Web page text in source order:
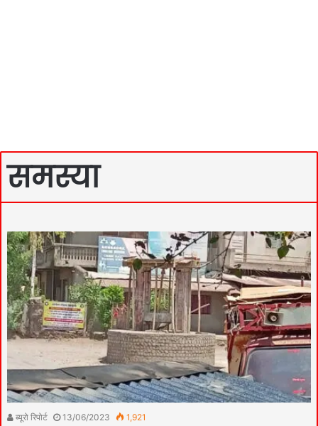
समस्या
ब्यूरो रिपोर्ट 13/06/2023 1,921